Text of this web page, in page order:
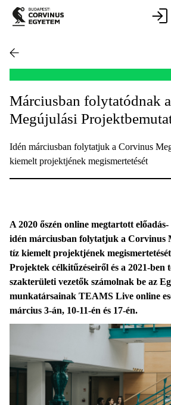
Márciusban folytatódnak
Megújulási
Idén márciusban folytatjuk a Corvinus
kiemelt projektjének megismertetését
A 2020 őszén online megtartott
idén márciusban folytatjuk a Corvinus
tíz kiemelt projektjének
Projektek célkitűzéseiről és a 2021-ben
szakterületi vezetők számolnak be az
munkatársainak TEAMS Live online
március 3-án, 10-11-én és 17-én.